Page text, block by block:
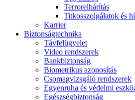
Terrorelhárítás
Titkosszolgálatok és
Karrier
Biztonságtechnika
Távfelügyelet
Video rendszerek
Bankbiztonság
Biometrikus azonosítás
Csomagvizsgáló rendszerek
Egyenruha és védelmi
Egészségbiztonság